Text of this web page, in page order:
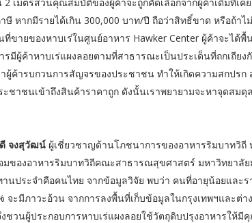
ษี หากมีรายได้เกิน 300,000 บาท/ปี ถือว่าสิทธิ์ขาด หรือถ้า
ที่ขายของหาบเร่ในศูนย์อาหาร Hawker Center ผู้ค้าจะไ
รมีผู้ค้าหาบเร่แผงลอยตามที่สาธารณะเป็นประเด็นที่ถกเถีย
ผู้ค้ารบกวนการสัญจรของประชาชน ทำให้เกิดความสกปร
ชาชนเข้าถึงสินค้าราคาถูก ดังนั้นเราพยายามจะหาจุดสม
จงสุวัฒน์ ผู้เชี่ยวชาญด้านโภชนาการของอาหารริมบาทวิถี
มของอาหารริมบาทวิถีคณะสาธารณสุขศาสตร์ มหาวิทยาลั
นประจำคือคนไทย จากข้อมูลวิจัย พบว่า คนที่อายุน้อยและ
จะมีภาวะอ้วน จากการลงพื้นที่เก็บข้อมูลในกรุงเทพฯและต่
ชวนผู้ประกอบการหาบเร่แผงลอยใช้วัตถุดิบปรุงอาหารใ